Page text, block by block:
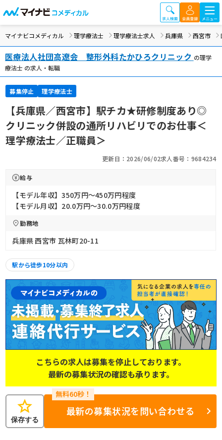
マイナビコメディカル 理学療法士 理学療法士求人 兵庫県 西宮市
医療法人社団高遼会 整形外科たかひろクリニック の理学
療法士 の求人・転職
募集停止 理学療法士
【兵庫県／西宮市】駅チカ★研修制度あり◎
クリニック併設の通所リハビリでのお仕事＜
理学療法士／正職員＞
更新日：2026/06/02求人番号：9684234
給与
【モデル年収】350万円〜450万円程度
【モデル月収】20.0万円〜30.0万円程度
勤務地
兵庫県 西宮市 瓦林町20-11
駅から徒歩10分以内
こちらの求人は募集を停止しております。
最新の募集状況の確認も承ります。
star
保存する
最新の募集状況を問い合わせる